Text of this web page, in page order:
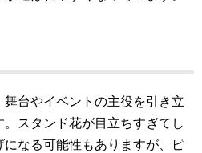
台やイベントの主役を引き立
スタンド花が目立ちすぎてし
になる可能性もありますが、ピ